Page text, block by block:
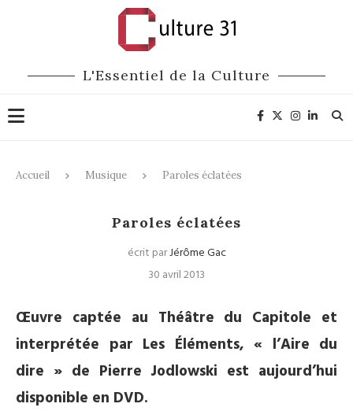
L'Essentiel de la Culture
Accueil Musique Paroles éclatées
CD / DVD
Paroles éclatées
écrit parJérôme Gac
30 avril 2013
Œuvre captée au Théâtre du Capitole et
interprétée par Les Éléments, « l’Aire du
dire » de Pierre Jodlowski est aujourd’hui
disponible en DVD.